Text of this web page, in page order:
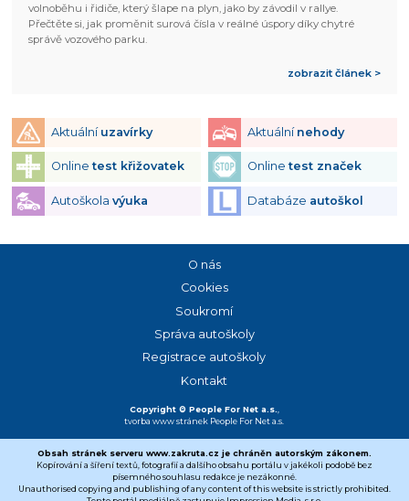
volnoběhu i řidiče, který šlape na plyn, jako by závodil v rallye.
Přečtěte si, jak proměnit surová čísla v reálné úspory díky chytré
správě vozového parku.
zobrazit článek >
Aktuální uzavírky Aktuální nehody
Onlinetest křižovatek Onlinetest značek
Autoškola výuka Databáze autoškol
Copyright © People For Net a.s.
tvorba www stránek People For Net a.s.
O nás
Cookies
Soukromí
Správa autoškoly
Registrace autoškoly
Kontakt
Obsah stránek serveru www.zakruta.cz je chráněn autorským zákonem.
Kopírování a šíření textů, fotografií a dalšího obsahu portálu v jakékoli podobě bez
písemného souhlasu redakce je nezákonné.
Unauthorised copying and publishing of any content of this website is strictly prohibited.